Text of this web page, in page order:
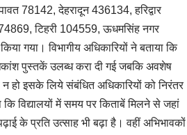
78142, देहरादून 436134, हरिद्वार
टिहरी 104559, ऊधमसिंह नगर
गया। विभागीय अधिकारियों ने बताया कि
पुस्तकें उलब्ध करा दी गई जबकि अवशेष
न हो इसके लिये संबंधित अधिकारियों को निरंतर
विद्यालयों में समय पर किताबें मिलने से जहां
के प्रति उत्साह भी बढ़ा है। वहीं अभिभावकों